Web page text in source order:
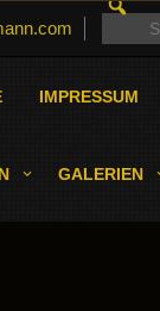
FOR:
for:
IMPRESSUM
GALERIEN